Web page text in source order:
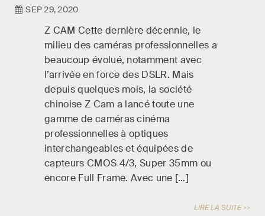
SEP 29, 2020
Z CAM Cette dernière décennie, le
milieu des caméras professionnelles a
beaucoup évolué, notamment avec
l’arrivée en force des DSLR. Mais
depuis quelques mois, la société
chinoise Z Cam a lancé toute une
gamme de caméras cinéma
professionnelles à optiques
interchangeables et équipées de
capteurs CMOS 4/3, Super 35mm ou
encore Full Frame. Avec une […]
LIRE LA SUITE >>